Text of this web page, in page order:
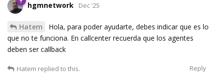
hgmnetwork Dec '25
Hatem
Hola, para poder ayudarte, debes indicar que es lo
que no te funciona. En callcenter recuerda que los agentes
deben ser callback
Reply
Hatem replied to this.